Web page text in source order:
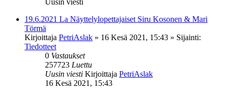
19.6.2021 La Näyttelylopettajaiset Siru Kosonen & Mari
Törmä
Kirjoittaja PetriAslak » 16 Kesä 2021, 15:43 » Sijainti:
Tiedotteet
0 Vastaukset
257723 Luettu
Uusin viesti Kirjoittaja PetriAslak
16 Kesä 2021, 15:43